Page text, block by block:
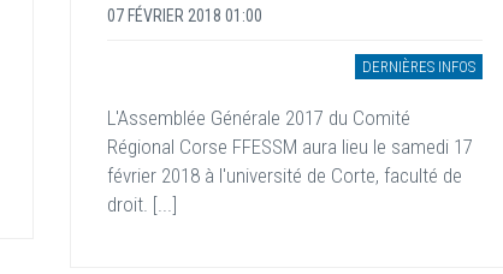
07 FÉVRIER 2018 01:00
DERNIÈRES INFOS
L'Assemblée Générale 2017 du Comité
Régional Corse FFESSM aura lieu le samedi 17
février 2018 à l'université de Corte, faculté de
droit. [...]